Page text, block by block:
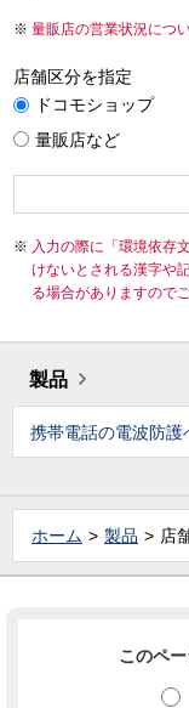
量販店の営業状況につ
店舗区分を指定
ドコモショップ
量販店など
入力の際に「環境依存
けないとされる漢字や
る場合がありますので
製品
携帯電話の電波防護
ホーム 製品 店
このペ